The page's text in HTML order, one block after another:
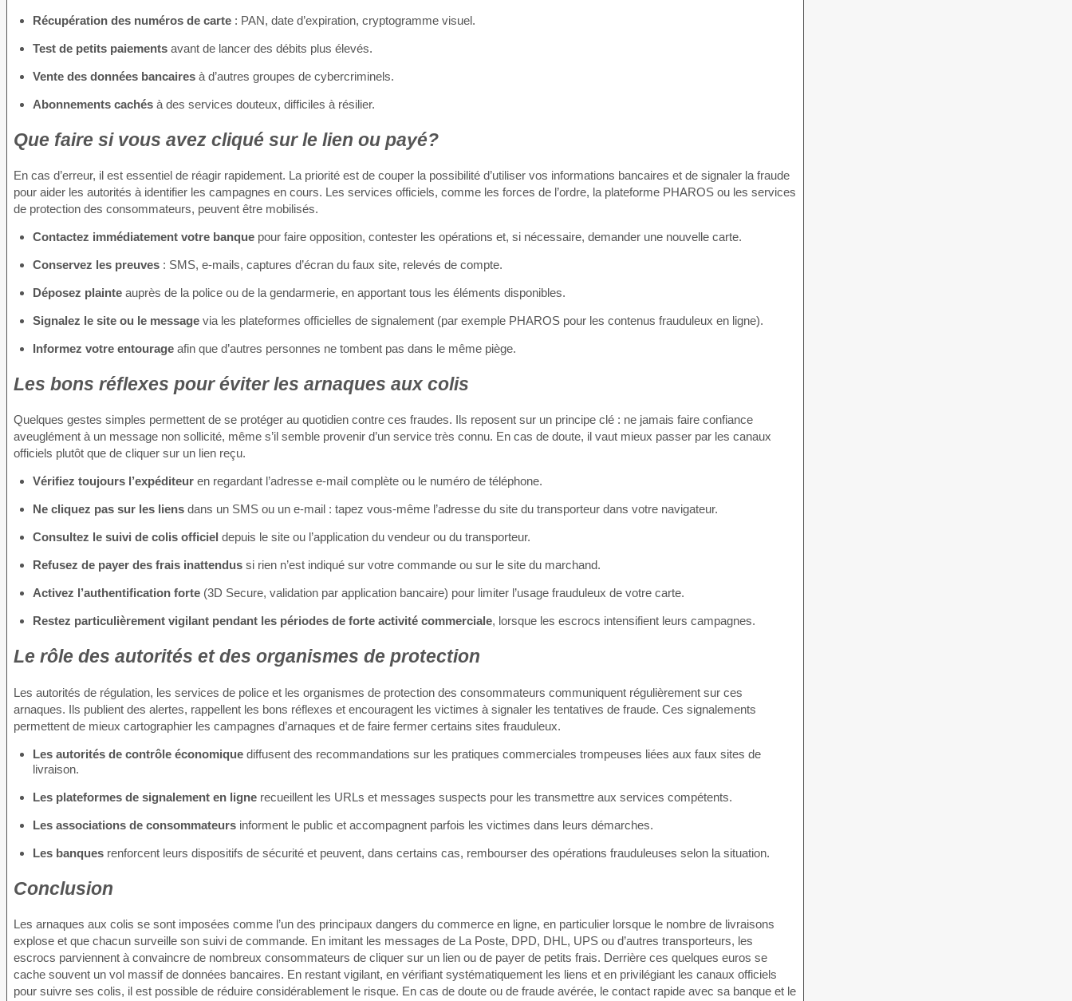
Récupération des numéros de carte : PAN, date d’expiration, cryptogramme visuel.
Test de petits paiements avant de lancer des débits plus élevés.
Vente des données bancaires à d’autres groupes de cybercriminels.
Abonnements cachés à des services douteux, difficiles à résilier.
Que faire si vous avez cliqué sur le lien ou payé?
En cas d’erreur, il est essentiel de réagir rapidement. La priorité est de couper la possibilité d’utiliser vos informations bancaires et de signaler la fraude
pour aider les autorités à identifier les campagnes en cours. Les services officiels, comme les forces de l’ordre, la plateforme PHAROS ou les services
de protection des consommateurs, peuvent être mobilisés.
Contactez immédiatement votre banque pour faire opposition, contester les opérations et, si nécessaire, demander une nouvelle carte.
Conservez les preuves : SMS, e-mails, captures d’écran du faux site, relevés de compte.
Déposez plainte auprès de la police ou de la gendarmerie, en apportant tous les éléments disponibles.
Signalez le site ou le message via les plateformes officielles de signalement (par exemple PHAROS pour les contenus frauduleux en ligne).
Informez votre entourage afin que d’autres personnes ne tombent pas dans le même piège.
Les bons réflexes pour éviter les arnaques aux colis
Quelques gestes simples permettent de se protéger au quotidien contre ces fraudes. Ils reposent sur un principe clé : ne jamais faire confiance
aveuglément à un message non sollicité, même s’il semble provenir d’un service très connu. En cas de doute, il vaut mieux passer par les canaux
officiels plutôt que de cliquer sur un lien reçu.
Vérifiez toujours l’expéditeur en regardant l’adresse e-mail complète ou le numéro de téléphone.
Ne cliquez pas sur les liens dans un SMS ou un e-mail : tapez vous-même l’adresse du site du transporteur dans votre navigateur.
Consultez le suivi de colis officiel depuis le site ou l’application du vendeur ou du transporteur.
Refusez de payer des frais inattendus si rien n’est indiqué sur votre commande ou sur le site du marchand.
Activez l’authentification forte (3D Secure, validation par application bancaire) pour limiter l’usage frauduleux de votre carte.
Restez particulièrement vigilant pendant les périodes de forte activité commerciale, lorsque les escrocs intensifient leurs campagnes.
Le rôle des autorités et des organismes de protection
Les autorités de régulation, les services de police et les organismes de protection des consommateurs communiquent régulièrement sur ces
arnaques. Ils publient des alertes, rappellent les bons réflexes et encouragent les victimes à signaler les tentatives de fraude. Ces signalements
permettent de mieux cartographier les campagnes d’arnaques et de faire fermer certains sites frauduleux.
Les autorités de contrôle économique diffusent des recommandations sur les pratiques commerciales trompeuses liées aux faux sites de
livraison.
Les plateformes de signalement en ligne recueillent les URLs et messages suspects pour les transmettre aux services compétents.
Les associations de consommateurs informent le public et accompagnent parfois les victimes dans leurs démarches.
Les banques renforcent leurs dispositifs de sécurité et peuvent, dans certains cas, rembourser des opérations frauduleuses selon la situation.
Conclusion
Les arnaques aux colis se sont imposées comme l’un des principaux dangers du commerce en ligne, en particulier lorsque le nombre de livraisons
explose et que chacun surveille son suivi de commande. En imitant les messages de La Poste, DPD, DHL, UPS ou d’autres transporteurs, les
escrocs parviennent à convaincre de nombreux consommateurs de cliquer sur un lien ou de payer de petits frais. Derrière ces quelques euros se
cache souvent un vol massif de données bancaires. En restant vigilant, en vérifiant systématiquement les liens et en privilégiant les canaux officiels
pour suivre ses colis, il est possible de réduire considérablement le risque. En cas de doute ou de fraude avérée, le contact rapide avec sa banque et le